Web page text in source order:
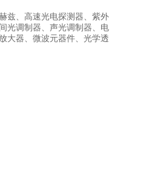
兹、高速光电探测器、紫外
光调制器、声光调制器、电
大器、微波元器件、光学透